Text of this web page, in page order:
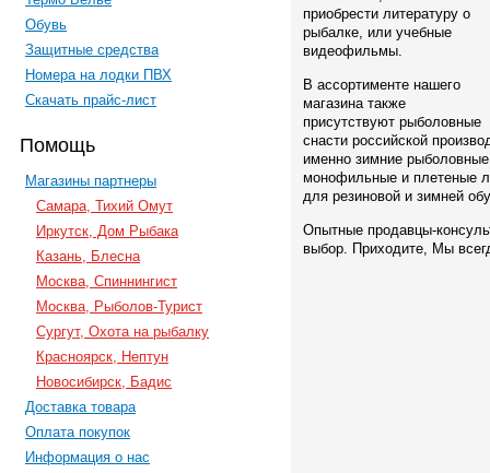
Обувь
Защитные средства
Номера на лодки ПВХ
Скачать прайс-лист
Помощь
Магазины партнеры
Самара, Тихий Омут
Иркутск, Дом Рыбака
Казань, Блесна
Москва, Спиннингист
Москва, Рыболов-Турист
Сургут, Охота на рыбалку
Красноярск, Нептун
Новосибирск, Бадис
Доставка товара
Оплата покупок
Информация о нас
приобрести литературу о
рыбалке, или учебные
видеофильмы.
В ассортименте нашего
магазина также
присутствуют рыболовные
снасти российской
именно зимние
монофильные и плетеные
для резиновой и зимней
Опытные продавцы-
выбор. Приходите, Мы